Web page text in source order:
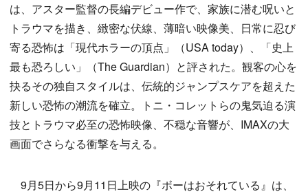
は、アスター監督の長編デビュー作で、家族に潜む呪いと
トラウマを描き、緻密な伏線、薄暗い映像美、日常に忍び
寄る恐怖は「現代ホラーの頂点」（USA today）、「史上
最も恐ろしい」（The Guardian）と評された。観客の心を
抉るその独自スタイルは、伝統的ジャンプスケアを超えた
新しい恐怖の潮流を確立。トニ・コレットらの鬼気迫る演
技とトラウマ必至の恐怖映像、不穏な音響が、IMAXの大
画面でさらなる衝撃を与える。
9月5日から9月11日上映の『ボーはおそれている』は、